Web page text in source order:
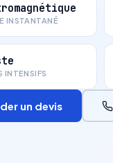
INSTANTANÉ
INTENSIFS
un devis